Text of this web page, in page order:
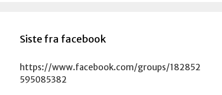
Siste fra facebook
https://www.facebook.com/groups/182852
595085382